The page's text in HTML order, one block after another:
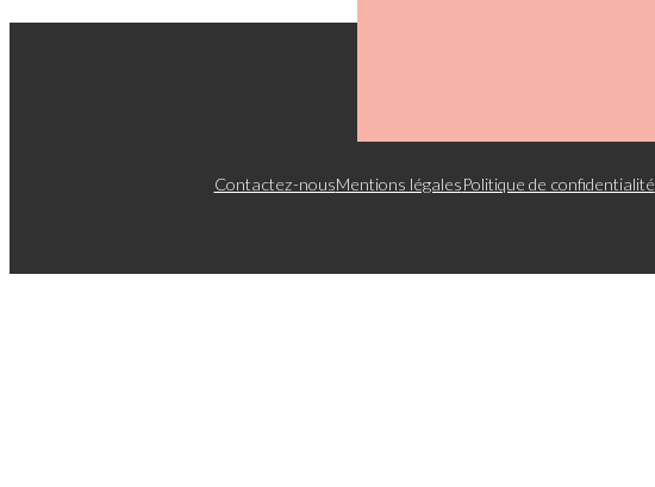
Contactez-nousMentions légalesPolitique de confidentialité